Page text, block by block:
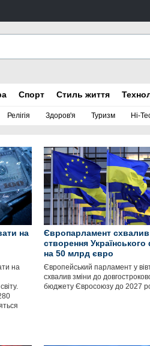
Релігія Здоров'я Туризм Hi-
Спорт Стиль життя
на
на
Європарламент схвалив
створення
на 50 млрд євро
Європейський парламент у
схвалив зміни до
бюджету Євросоюзу до 2027